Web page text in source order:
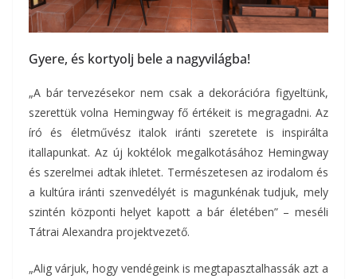
Gyere, és kortyolj bele a nagyvilágba!
„A bár tervezésekor nem csak a dekorációra figyeltünk,
szerettük volna Hemingway fő értékeit is megragadni. Az
író és életművész italok iránti szeretete is inspirálta
itallapunkat. Az új koktélok megalkotásához Hemingway
és szerelmei adtak ihletet. Természetesen az irodalom és
a kultúra iránti szenvedélyét is magunkénak tudjuk, mely
szintén központi helyet kapott a bár életében” – meséli
Tátrai Alexandra projektvezető.
„Alig várjuk, hogy vendégeink is megtapasztalhassák azt a